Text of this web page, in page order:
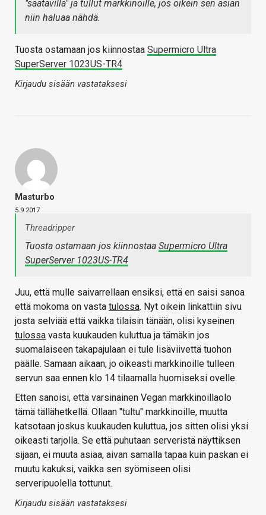
"saatavilla" ja tullut markkinoille, jos oikein sen asian
niin haluaa nähdä.
Tuosta ostamaan jos kiinnostaa Supermicro Ultra
SuperServer 1023US-TR4
Kirjaudu sisään vastataksesi
Masturbo
5.9.2017
Threadripper
Tuosta ostamaan jos kiinnostaa Supermicro Ultra
SuperServer 1023US-TR4
Juu, että mulle saivarrellaan ensiksi, että en saisi sanoa
että mokoma on vasta tulossa. Nyt oikein linkattiin sivu
josta selviää että vaikka tilaisin tänään, olisi kyseinen
tulossa vasta kuukauden kuluttua ja tämäkin jos
suomalaiseen takapajulaan ei tule lisäviivettä tuohon
päälle. Samaan aikaan, jo oikeasti markkinoille tulleen
servun saa ennen klo 14 tilaamalla huomiseksi ovelle.
Etten sanoisi, että varsinainen Vegan markkinoillaolo
tämä tällähetkellä. Ollaan "tultu" markkinoille, muutta
katsotaan joskus kuukauden kuluttua, jos sitten olisi yksi
oikeasti tarjolla. Se että puhutaan serveristä näyttiksen
sijaan, ei muuta asiaa, aivan samalla tapaa kuin paskan ei
muutu kakuksi, vaikka sen syömiseen olisi
serveripuolella tottunut.
Kirjaudu sisään vastataksesi